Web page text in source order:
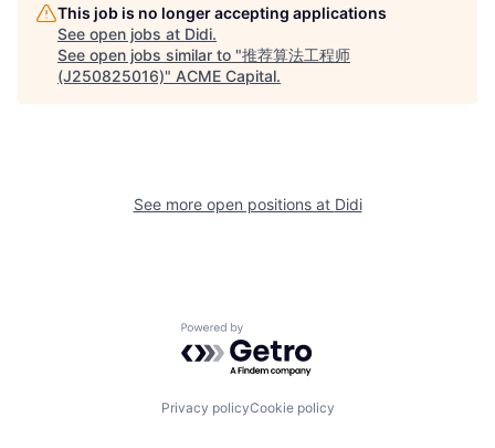
This job is no longer accepting applications
See open jobs at Didi.
See open jobs similar to "推荐算法工程师
(J250825016)" ACME Capital.
See more open positions at Didi
Powered by Getro.com
Privacy policyCookie policy